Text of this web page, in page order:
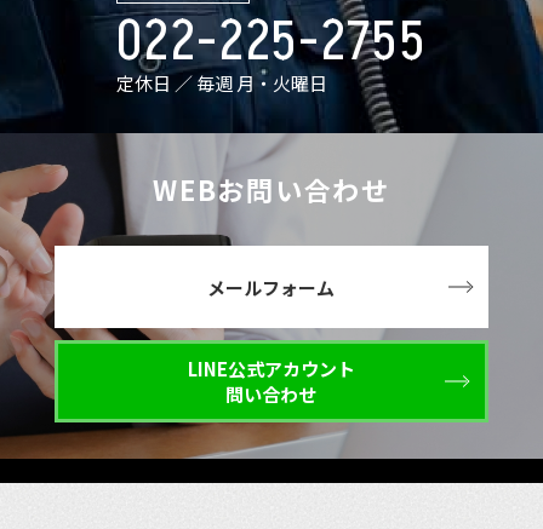
022-225-2755
定休日 ／ 毎週 月・火曜日
WEBお問い合わせ
メールフォーム
LINE公式アカウント
問い合わせ